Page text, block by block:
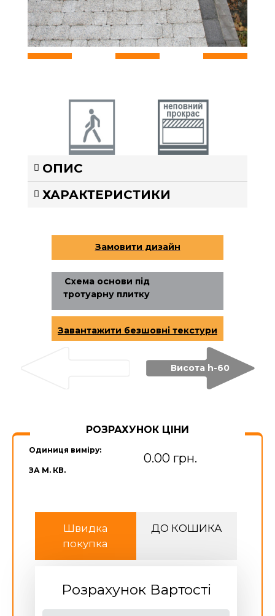
ОПИС
ХАРАКТЕРИСТИКИ
зона 4см
Завантажити безшовні текстури
Схема основи під
тротуарну плитку
Висота h-60
РОЗРАХУНОК ЦІНИ
Одиниця виміру:
ЗА М. КВ.
0.00 грн.
Швидка
покупка
ДО КОШИКА
Розрахунок Вартості